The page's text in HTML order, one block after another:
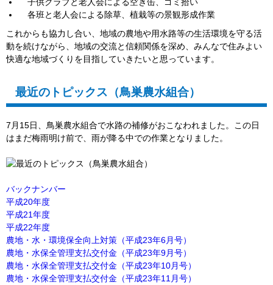
各班と老人会による除草、植栽等の景観形成作業
これからも協力し合い、地域の農地や用水路等の生活環境を守る活
動を続けながら、地域の交流と信頼関係を深め、みんなで住みよい
快適な地域づくりを目指していきたいと思っています。
最近のトピックス（鳥巣農水組合）
7月15日、鳥巣農水組合で水路の補修がおこなわれました。この日
はまだ梅雨明け前で、雨が降る中での作業となりました。
バックナンバー
平成20年度
平成21年度
平成22年度
農地・水・環境保全向上対策（平成23年6月号）
農地・水保全管理支払交付金（平成23年9月号）
農地・水保全管理支払交付金（平成23年10月号）
農地・水保全管理支払交付金（平成23年11月号）